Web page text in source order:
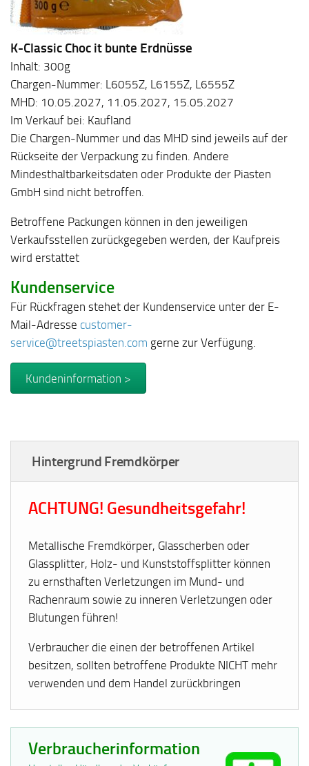
K-Classic Choc it bunte Erdnüsse
Inhalt: 300g
Chargen-Nummer: L6055Z, L6155Z, L6555Z
MHD: 10.05.2027, 11.05.2027, 15.05.2027
Im Verkauf bei: Kaufland
Die Chargen-Nummer und das MHD sind jeweils auf der
Rückseite der Verpackung zu finden. Andere
Mindesthaltbarkeitsdaten oder Produkte der Piasten
GmbH sind nicht betroffen.
Betroffene Packungen können in den jeweiligen
Verkaufsstellen zurückgegeben werden, der Kaufpreis
wird erstattet
Kundenservice
Für Rückfragen stehet der Kundenservice unter der E-
Mail-Adresse customer-
service@treetspiasten.com gerne zur Verfügung.
Kundeninformation >
Hintergrund Fremdkörper
ACHTUNG! Gesundheitsgefahr!
Metallische Fremdkörper, Glasscherben oder
Glassplitter, Holz- und Kunststoffsplitter können
zu ernsthaften Verletzungen im Mund- und
Rachenraum sowie zu inneren Verletzungen oder
Blutungen führen!
Verbraucher die einen der betroffenen Artikel
besitzen, sollten betroffene Produkte NICHT mehr
verwenden und dem Handel zurückbringen
Verbraucherinformation